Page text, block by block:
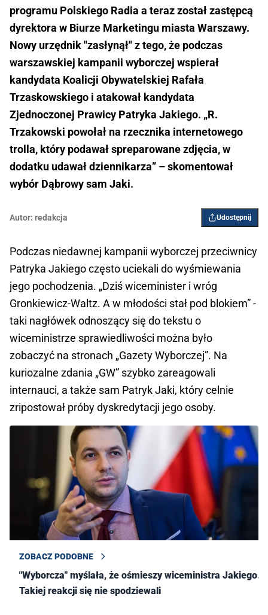
programu Polskiego Radia a teraz został zastępcą
dyrektora w Biurze Marketingu miasta Warszawy.
Nowy urzędnik "zasłynął" z tego, że podczas
warszawskiej kampanii wyborczej wspierał
kandydata Koalicji Obywatelskiej Rafała
Trzaskowskiego i atakował kandydata
Zjednoczonej Prawicy Patryka Jakiego. „R.
Trzakowski powołał na rzecznika internetowego
trolla, który podawał spreparowane zdjęcia, w
dodatku udawał dziennikarza” – skomentował
wybór Dąbrowy sam Jaki.
Autor: redakcja Udostępnij
Podczas niedawnej kampanii wyborczej przeciwnicy
Patryka Jakiego często uciekali do wyśmiewania
jego pochodzenia. „Dziś wiceminister i wróg
Gronkiewicz-Waltz. A w młodości stał pod blokiem” -
taki nagłówek odnoszący się do tekstu o
wiceministrze sprawiedliwości można było
zobaczyć na stronach „Gazety Wyborczej”. Na
kuriozalne zdania „GW” szybko zareagowali
internauci, a także sam Patryk Jaki, który celnie
zripostował próby dyskredytacji jego osoby.
ZOBACZ PODOBNE
"Wyborcza" myślała, że ośmieszy wiceministra Jakiego.
Takiej reakcji się nie spodziewali